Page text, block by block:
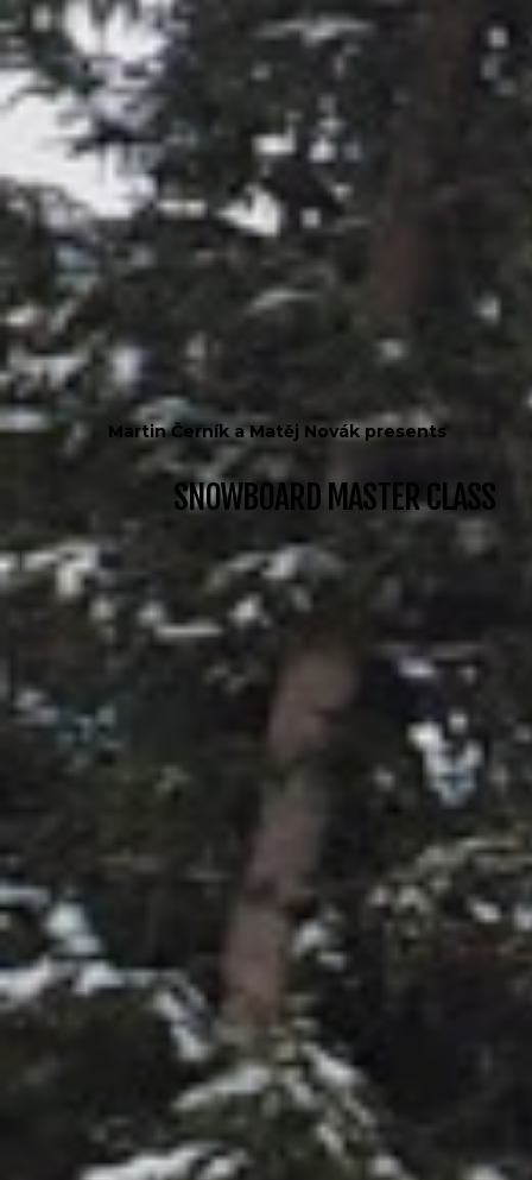
Martin Černík a Matěj Novák presents
SNOWBOARD MASTER CLASS